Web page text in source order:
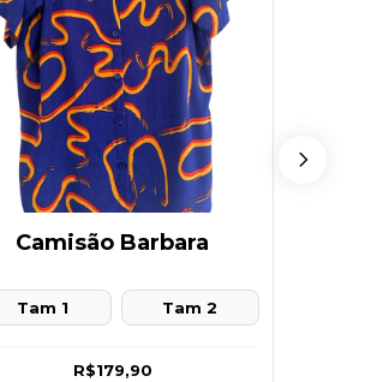
Camisão Barbara
Tam 1 Tam 2
R$179,90